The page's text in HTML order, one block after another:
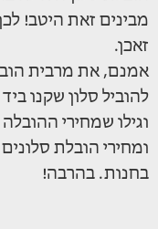
מבינים זאת היטב!
זאכן.
אמנם, את מרבית
להוביל סלון שקנו ביד 2 או בחנוית ורשתות ללריהוט ביתי
וגילו שמחירי
ומחירי הובלת
בחנות. בהרבה!